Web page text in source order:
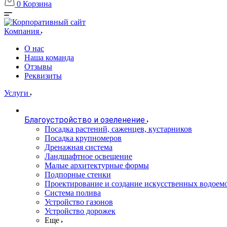
0 Корзина
Компания
О нас
Наша команда
Отзывы
Реквизиты
Услуги
Благоустройство и озеленение
Посадка растений, саженцев, кустарников
Посадка крупномеров
Дренажная система
Ландшафтное освещение
Малые архитектурные формы
Подпорные стенки
Проектирование и создание искусственных
Система полива
Устройство газонов
Устройство дорожек
Еще